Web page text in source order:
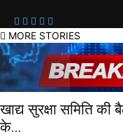
MORE STORIES
खाद्य सुरक्षा समिति की
के...